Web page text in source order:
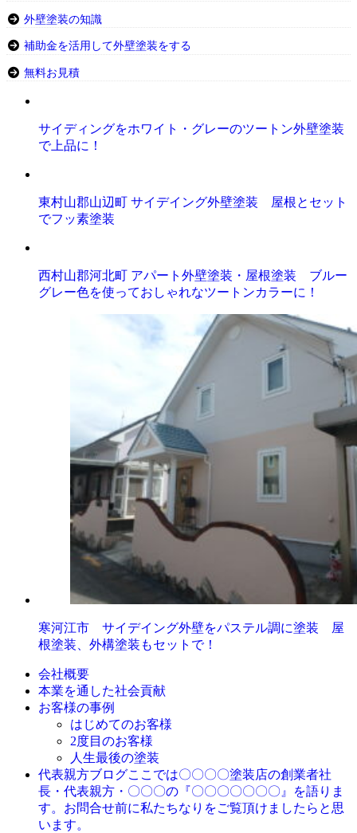
外壁塗装の知識
補助金を活用して外壁塗装をする
無料お見積
サイディングをホワイト・グレーのツートン外壁塗装
で上品に！
東村山郡山辺町 サイデイング外壁塗装 屋根とセット
でフッ素塗装
西村山郡河北町 アパート外壁塗装・屋根塗装 ブルー
グレー色を使っておしゃれなツートンカラーに！
寒河江市 サイデイング外壁をパステル調に塗装 屋
根塗装、外構塗装もセットで！
会社概要
本業を通した社会貢献
お客様の事例
はじめてのお客様
2度目のお客様
人生最後の塗装
代表親方ブログここでは〇〇〇〇塗装店の創業者社
長・代表親方・〇〇〇の『〇〇〇〇〇〇〇』を語りま
す。お問合せ前に私たちなりをご覧頂けましたらと思
います。